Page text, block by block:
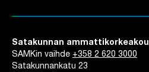
Satakunnan
SAMKin vaihde +358 2 620 3000
Satakunnankatu 23